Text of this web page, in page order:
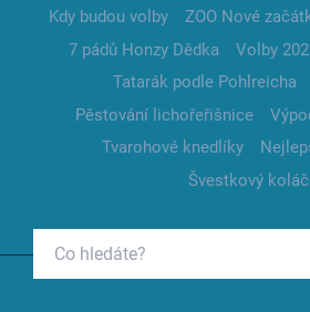
Kdy budou volby
ZOO Nové
7 pádů Honzy Dědka
Volby
Tatarák podle Pohlreicha
Pěstování lichořeřišnice
Tvarohové knedlíky
Švestkový koláč